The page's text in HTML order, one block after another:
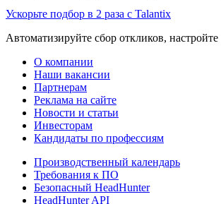
Ускорьте подбор в 2 раза с Talantix
Автоматизируйте сбор откликов,
О компании
Наши вакансии
Партнерам
Реклама на сайте
Новости и статьи
Инвесторам
Кандидаты по профессиям
Производственный календарь
Требования к ПО
Безопасный HeadHunter
HeadHunter API